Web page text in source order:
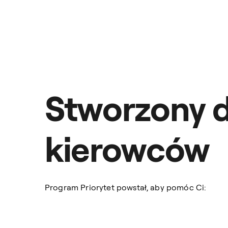
Stworzony
kierowców
Program Priorytet powstał, aby pomóc Ci: